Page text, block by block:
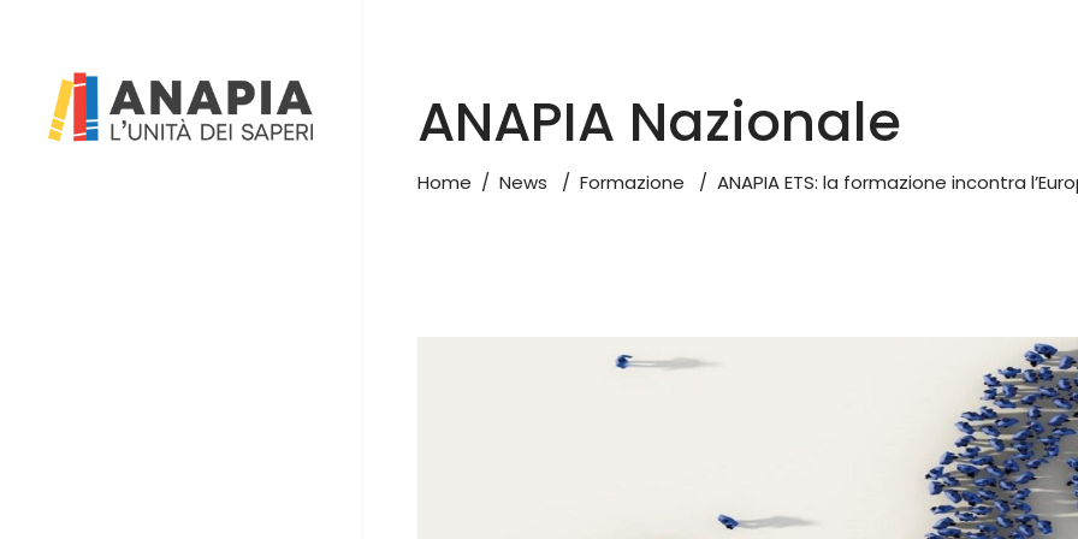
ANAPIA Nazionale
Home / News / Formazione / ANAPIA ETS: la formazione incontra